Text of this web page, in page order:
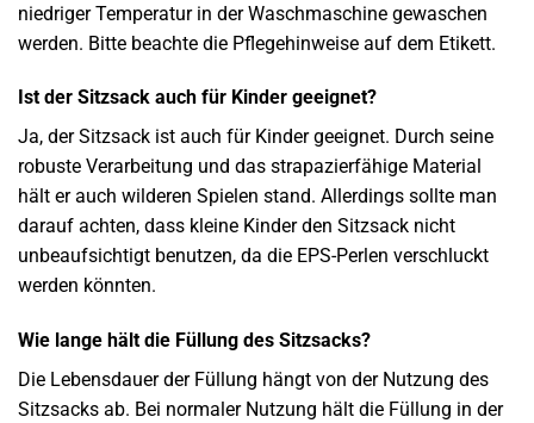
niedriger Temperatur in der Waschmaschine gewaschen
werden. Bitte beachte die Pflegehinweise auf dem Etikett.
Ist der Sitzsack auch für Kinder geeignet?
Ja, der Sitzsack ist auch für Kinder geeignet. Durch seine
robuste Verarbeitung und das strapazierfähige Material
hält er auch wilderen Spielen stand. Allerdings sollte man
darauf achten, dass kleine Kinder den Sitzsack nicht
unbeaufsichtigt benutzen, da die EPS-Perlen verschluckt
werden könnten.
Wie lange hält die Füllung des Sitzsacks?
Die Lebensdauer der Füllung hängt von der Nutzung des
Sitzsacks ab. Bei normaler Nutzung hält die Füllung in der